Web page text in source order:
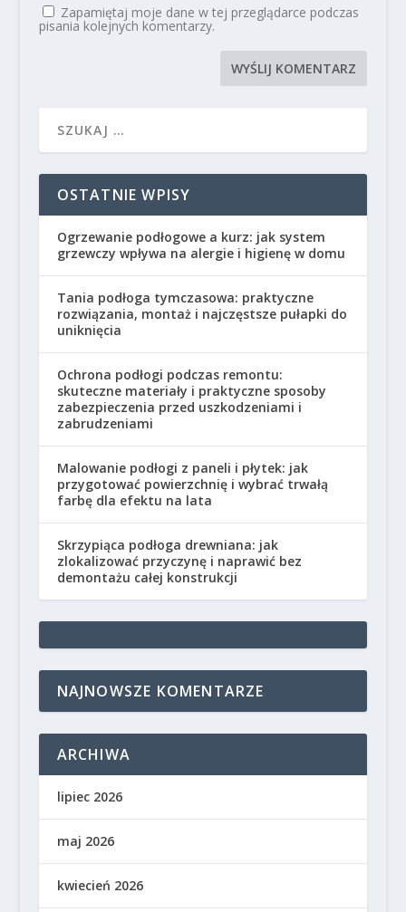
Zapamiętaj moje dane w tej przeglądarce podczas
pisania kolejnych komentarzy.
OSTATNIE WPISY
Ogrzewanie podłogowe a kurz: jak system
grzewczy wpływa na alergie i higienę w domu
Tania podłoga tymczasowa: praktyczne
rozwiązania, montaż i najczęstsze pułapki do
uniknięcia
Ochrona podłogi podczas remontu:
skuteczne materiały i praktyczne sposoby
zabezpieczenia przed uszkodzeniami i
zabrudzeniami
Malowanie podłogi z paneli i płytek: jak
przygotować powierzchnię i wybrać trwałą
farbę dla efektu na lata
Skrzypiąca podłoga drewniana: jak
zlokalizować przyczynę i naprawić bez
demontażu całej konstrukcji
NAJNOWSZE KOMENTARZE
ARCHIWA
lipiec 2026
maj 2026
kwiecień 2026